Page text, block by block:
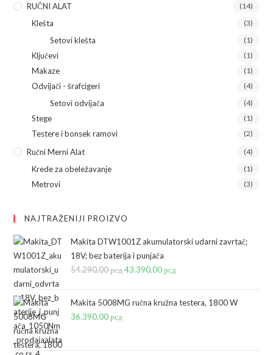
RUČNI ALAT (14)
Klešta (3)
Setovi klešta (1)
Ključevi (1)
Makaze (1)
Odvijači - šrafcigeri (4)
Setovi odvijača (4)
Stege (1)
Testere i bonsek ramovi (2)
Ručni Merni Alat (4)
Krede za obeležavanje (1)
Metrovi (3)
NAJTRAŽENIJI PROIZVO
Makita DTW1001Z akumulatorski udarni zavrtač;
18V; bez baterija i punjača
54.290,00рсдOriginalna
je
43.390,00рсд
je:
Makita 5008MG ručna kružna testera, 1800 W
36.390,00рсд